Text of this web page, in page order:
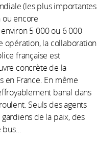
(les plus importantes
ou encore
5 000 ou 6 000
opération, la collaboration
française est
concrète de la
en France. En même
banal dans
Seuls des agents
de la paix, des